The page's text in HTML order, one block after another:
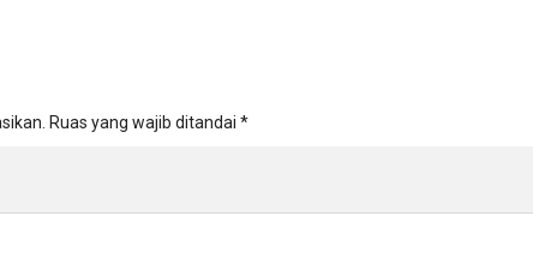
Ruas yang wajib ditandai *